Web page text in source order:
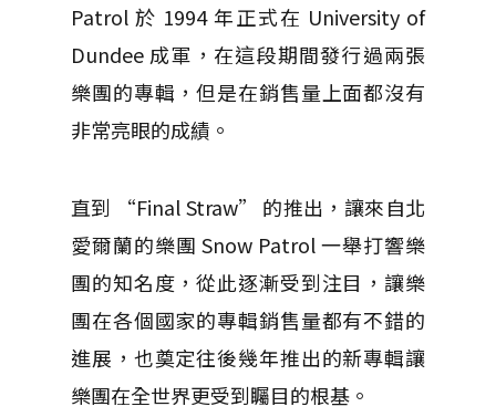
Patrol 於 1994 年正式在 University of
Dundee 成軍，在這段期間發行過兩張
樂團的專輯，但是在銷售量上面都沒有
非常亮眼的成績。
直到 “Final Straw” 的推出，讓來自北
愛爾蘭的樂團 Snow Patrol 一舉打響樂
團的知名度，從此逐漸受到注目，讓樂
團在各個國家的專輯銷售量都有不錯的
進展，也奠定往後幾年推出的新專輯讓
樂團在全世界更受到矚目的根基。